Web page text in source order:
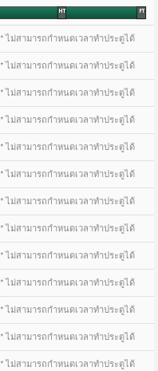
HT FT
* ไม่สามารถกำหนดเวลาทำประตูได้
* ไม่สามารถกำหนดเวลาทำประตูได้
* ไม่สามารถกำหนดเวลาทำประตูได้
* ไม่สามารถกำหนดเวลาทำประตูได้
* ไม่สามารถกำหนดเวลาทำประตูได้
* ไม่สามารถกำหนดเวลาทำประตูได้
* ไม่สามารถกำหนดเวลาทำประตูได้
* ไม่สามารถกำหนดเวลาทำประตูได้
* ไม่สามารถกำหนดเวลาทำประตูได้
* ไม่สามารถกำหนดเวลาทำประตูได้
* ไม่สามารถกำหนดเวลาทำประตูได้
* ไม่สามารถกำหนดเวลาทำประตูได้
* ไม่สามารถกำหนดเวลาทำประตูได้